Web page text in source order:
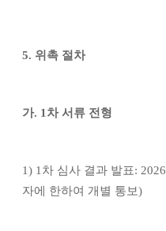
5. 위촉 절차
가. 1 차 서류 전형
1) 1 차 심사 결과 발표: 2026
자에 한하여 개별 통보)